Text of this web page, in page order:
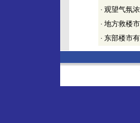
· 观望气氛
· 地方救楼
· 东部楼市